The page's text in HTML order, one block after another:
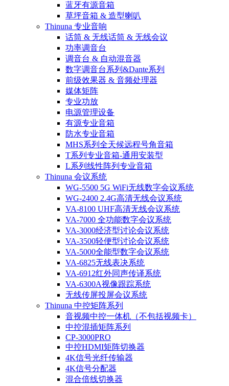
蓝牙有源音箱
草坪音箱 & 造型喇叭
Thinuna 专业音响
话筒 & 无线话筒 & 无线会议
功率调音台
调音台 & 自动混音器
数字调音台系列&Dante系列
前级效果器 & 音频处理器
媒体矩阵
专业功放
电源管理设备
有源专业音箱
防水专业音箱
MHS系列全天候远程号角音箱
T系列专业音箱-通用安装型
L系列线性阵列专业音箱
Thinuna 会议系统
WG-5500 5G WiFi无线数字会议系统
WG-2400 2.4G高清无线会议系统
VA-8100 UHF高清无线会议系统
VA-7000 全功能数字会议系统
VA-3000经济型讨论会议系统
VA-3500轻便型讨论会议系统
VA-5000全能型数字会议系统
VA-6825无线表决系统
VA-6912红外同声传译系统
VA-6300A视像跟踪系统
无线传屏投屏会议系统
Thinuna 中控矩阵系列
音视频中控一体机（不包括视频卡）
中控混插矩阵系列
CP-3000PRO
中控HDMI矩阵切换器
4K信号光纤传输器
4K信号分配器
混合倍线切换器